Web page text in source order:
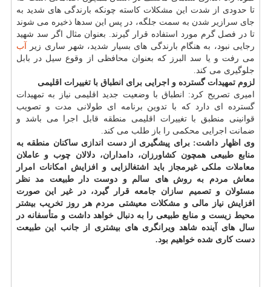
تا حدودی از شدت این مشكلات كاسته چونكه بارندگی های شدید به
جای سرازیر شدن به سمت جلگه، در پس این سدها ذخیره می شوند
تا در فصل گرم مورد استفاده قرار گیرند. بعنوان مثال اگر سد شهید
رجایی نبود، به هنگام بارندگی های بسیار شدید، شهر ساری زیر
آب
می رفت و یا سد البرز كه بعنوان محافظی از وقوع سیل در بابل
جلوگیری می كند.
لزوم تمهیدات گسترده و اجرایی برای انطباق با تغییرات اقلیمی
امیری تصریح كرد: انطباق با وضعیت جدید اقلیمی نیاز به تمهیدات
گسترده ای دارد كه با تدوین برنامه ای طولانی مدت و تصویب
قوانینی منطبق با تغییرات اقلیمی منطقه قابل اجرا می باشد و
ضمانت اجرایی محكمی را باز طلب می كند.
وی اظهار داشت: برای پیشگیری از دست اندازی ساكنان منطقه به
منابع طبیعی همچون كشاورزان، دامداران، دلالان چوب و عاملان
معاملات ملكی غیرمجاز باید اشتغالزایی و افزایش امكانات امرار
معاش مردم به روش های سالم و دوست دار طبیعت مد نظر
مسئولان و تصمیم سازان جامعه قرار گیرد، در غیر این صورت
افزایش نیاز مالی و مشكلات معیشتی مردم هر روز تخریب بیشتر
محیط زیست و منابع طبیعی را به دنبال خواهد داشت و متأسفانه در
سال های آینده شاهد ویرانگری های بیشتری از جانب این طبیعت
دست كاری شده خواهیم بود.